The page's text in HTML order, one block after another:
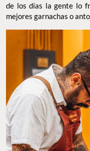
de los días la gente lo
mejores garnachas o